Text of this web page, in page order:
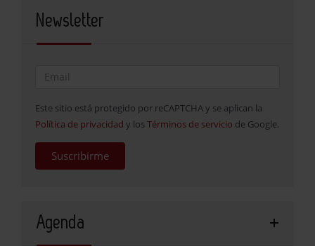
Newsletter
Este sitio está protegido por reCAPTCHA y se aplican la
Política de privacidad y los Términos de servicio de Google.
Suscribirme
Agenda